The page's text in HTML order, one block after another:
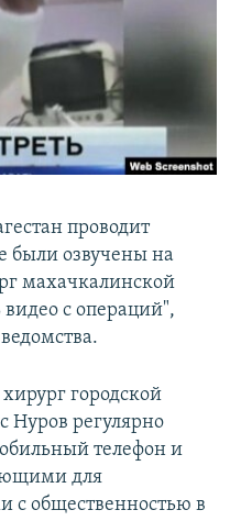
проводит
были озвучены на
махачкалинской
с операций",
хирург городской
регулярно
телефон и
для
с общественностью в